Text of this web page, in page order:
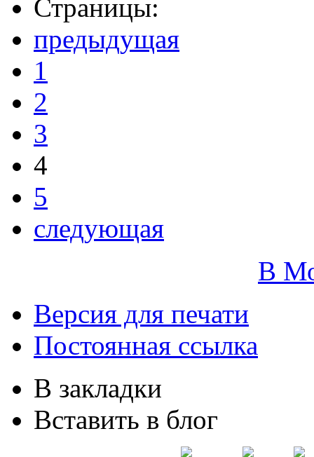
Страницы:
предыдущая
1
2
3
4
5
следующая
В
Версия для печати
Постоянная ссылка
В закладки
Вставить в блог